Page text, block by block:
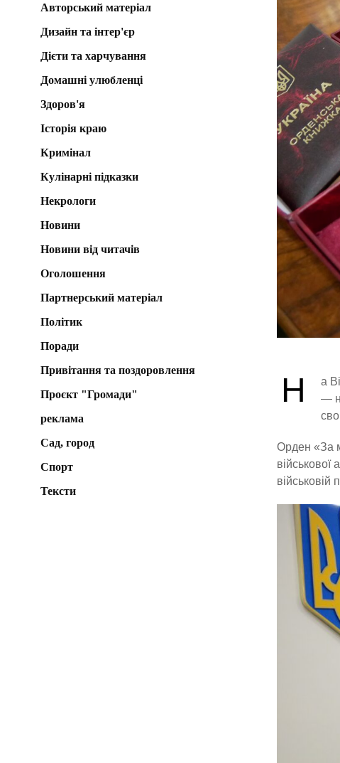
Н
а
—
Орден «За
військової
військовій
Авторський матеріал
Дизайн та інтер'єр
Дієти та харчування
Домашні улюбленці
Здоров'я
Історія краю
Кримінал
Кулінарні підказки
Некрологи
Новини
Новини від читачів
Оголошення
Партнерський матеріал
Політик
Поради
Привітання та поздоровлення
Проєкт "Громади"
реклама
Сад, город
Спорт
Тексти